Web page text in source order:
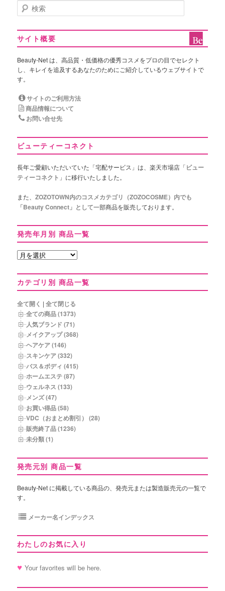
検
索
サイト概要
Beauty-Net は、高品質・低価格の優秀コスメをプロの目でセレクト
し、キレイを追及するあなたのためにご紹介しているウェブサイトで
す。
サイトのご利用方法
商品情報について
お問い合せ先
ビューティーコネクト
長年ご愛顧いただいていた「宅配サービス」は、楽天市場店「ビュー
ティーコネクト 」に移行いたしました。
また、ZOZOTOWN内のコスメカテゴリ（ZOZOCOSME）内でも
「Beauty Connect」として一部商品を販売しております。
発売年月別 商品一覧
発
年
月
別
商
品
一
覧
カテゴリ別 商品一覧
全て開く |全て閉じる
全ての商品 (1373)
人気ブランド (71)
メイクアップ (368)
ヘアケア (146)
スキンケア (332)
バス＆ボディ (415)
ホームエステ (87)
ウェルネス (133)
メンズ (47)
お買い得品 (58)
VDC（おまとめ割引） (28)
販売終了品 (1236)
未分類 (1)
発売元別 商品一覧
Beauty-Net に掲載している商品の、発売元または製造販売元の一覧で
す。
メーカー名インデックス
わたしのお気に入り
Your favorites will be here.